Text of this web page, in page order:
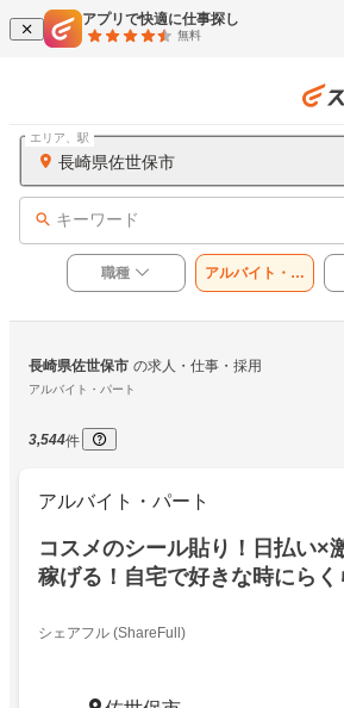
アプリで快適に仕事探し
無料
長崎県佐世保市
エリア、駅
キーワード
職種
アルバイト・パ
ート
長崎県佐世保市 の求人・仕事・採用
アルバイト・パート
3,544件
アルバイト・パート
コスメのシール貼り！日払い×
稼げる！自宅で好きな時にらく
シェアフル (ShareFull)